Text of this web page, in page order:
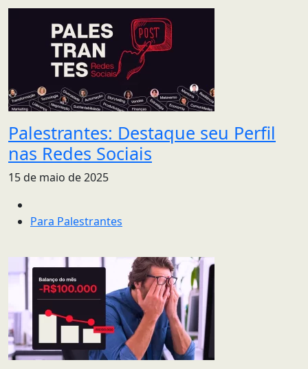
Palestrantes: Destaque seu Perfil
nas Redes Sociais
15 de maio de 2025
Para Palestrantes